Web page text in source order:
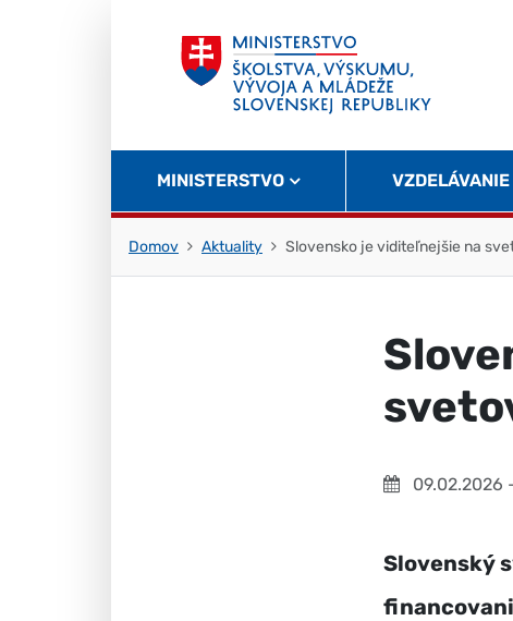
MINISTERSTVO VZDELÁVANIE
Domov Aktuality Slovensko je viditeľnejšie na
09.02.2026
Slovenský